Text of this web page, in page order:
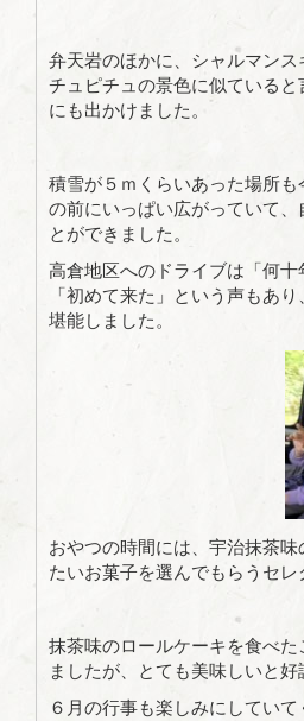
弁天岩のほかに、シャルマン
チュピチュの景色に似ている
にも出かけました。
積雪が５ｍくらいあった場所も
の前にいっぱい広がっていて、
とができました。
高倉地区へのドライブは「何十
「初めて来た」という声もあ
堪能しました。
おやつの時間には、宇治抹茶
たいお菓子を選んでもらうセレ
抹茶味のロールケーキを食べ
ましたが、とても美味しいと好
６月の行事も楽しみにしていて